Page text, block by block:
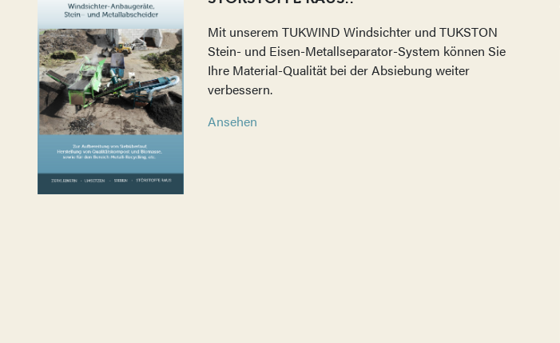
Mit unserem TUKWIND Windsichter und TUKSTON
Stein- und Eisen-Metallseparator-System können Sie
Ihre Material-Qualität bei der Absiebung weiter
verbessern.
Ansehen